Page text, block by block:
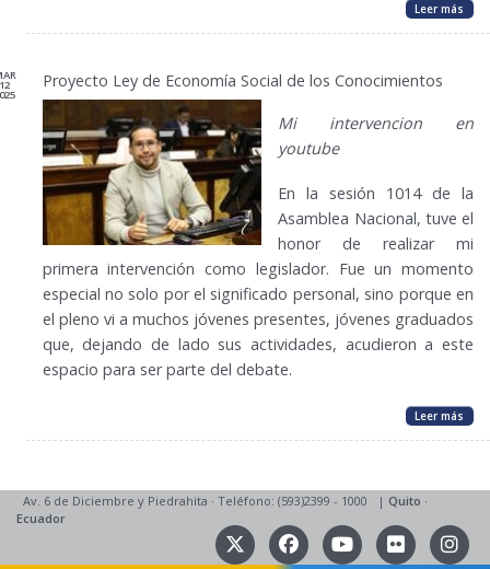
Leer más
12 Proyecto Ley de Economía Social de los Conocimientos
Mi intervencion en
youtube
En la sesión 1014 de la
Asamblea Nacional, tuve el
honor de realizar mi
primera intervención como legislador. Fue un momento
especial no solo por el significado personal, sino porque en
el pleno vi a muchos jóvenes presentes, jóvenes graduados
que, dejando de lado sus actividades, acudieron a este
espacio para ser parte del debate.
Leer más
Av. 6 de Diciembre y Piedrahita · Teléfono: (593)2399 - 1000 | Quito ·
Ecuador